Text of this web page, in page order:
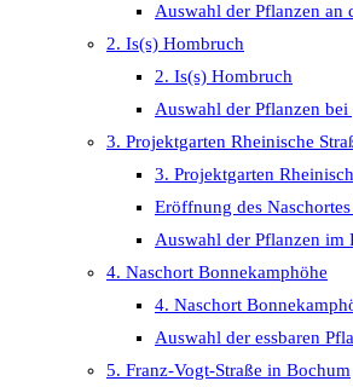
Auswahl der Pflanzen an
2. Is(s) Hombruch
2. Is(s) Hombruch
Auswahl der Pflanzen
3. Projektgarten Rheinische
3. Projektgarten
Eröffnung des
Auswahl der Pflanzen im
4. Naschort Bonnekamphöhe
4. Naschort
Auswahl der essbaren
5. Franz-Vogt-Straße in Bochum